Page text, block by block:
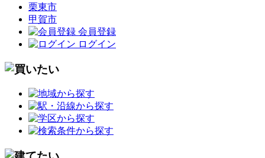
栗東市
甲賀市
会員登録
ログイン